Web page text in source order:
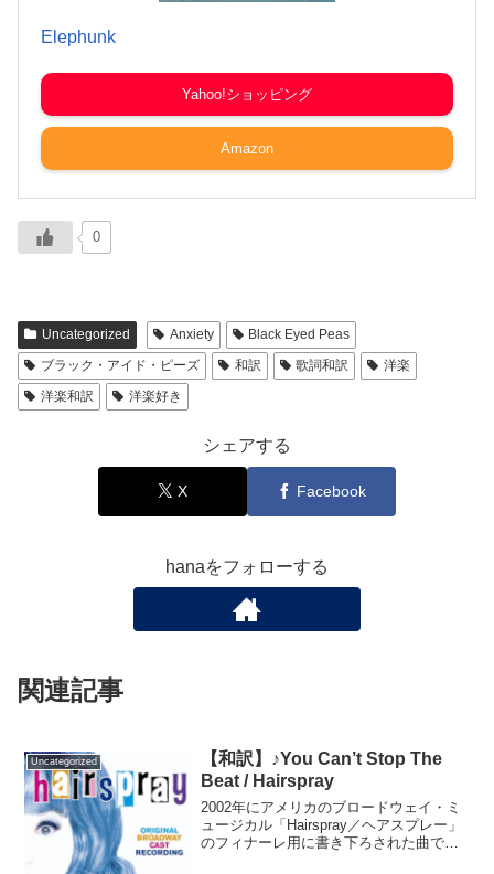
Elephunk
Yahoo!ショッピング
Amazon
0
Uncategorized Anxiety
Black Eyed Peas
ブラック・アイド・ピーズ
和訳 歌詞和訳
洋楽
洋楽和訳
洋楽好き
シェアする
X Facebook
hanaをフォローする
関連記事
Uncategorized
【和訳】♪You Can’t Stop The
Beat / Hairspray
2002年にアメリカのブロードウェイ・ミ
ュージカル「Hairspray／ヘアスプレー」
のフィナーレ用に書き下ろされた曲で